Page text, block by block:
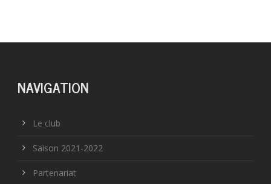
NAVIGATION
Le club
Saison 2021-2022
Partenariat